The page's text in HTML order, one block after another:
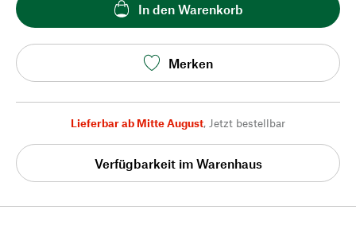
In den Warenkorb
Merken
Lieferbar ab Mitte August, Jetzt bestellbar
Verfügbarkeit im Warenhaus